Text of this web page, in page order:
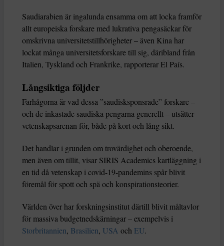
Saudiarabien är ingalunda ensamma om att locka framför
allt europeiska forskare med lukrativa pengasäckar för
omskrivna universitetstillhörigheter – även Kina har
lockat många universitetsforskare till sig, däribland från
Italien, Tyskland och Frankrike, rapporterar El País.
Långsiktiga följder
Farhågorna är vad dessa ”saudisksponsrade” forskare –
och de inkastade saudiska pengarna generellt – utsätter
vetenskapsarenan för, både på kort och lång sikt.
Det handlar i grunden om trovärdighet och oberoende,
men även om tillit, visar SIRIS Academics kartläggning i
en tid då vetenskap i covid-19-pandemins spår blivit
föremål för spott och spä och konspirationsteorier.
Världen över har forskningsinstitut därtill blivit måltavlor
för massiva budgetnedskärningar – exempelvis i
Storbritannien, Brasilien, USA och EU.